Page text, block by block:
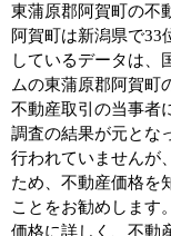
東蒲原郡阿賀町の不
阿賀町は新潟県で33
しているデータは、
ムの東蒲原郡阿賀町
不動産取引の当事者
調査の結果が元とな
行われていませんが
ため、不動産価格を
ことをお勧めします
価格に詳しく、不動